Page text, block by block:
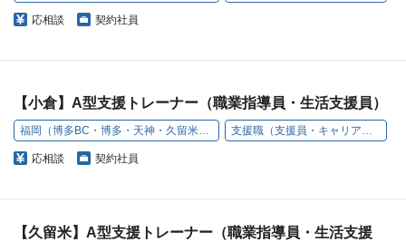
応相談 契約社員
【小倉】A型支援トレーナー（職業指導員・生活支援員）
福岡（博多BC・博多・天神・久留米・小倉・うきは） 支援職（支援員・キャリアアドバイザー）
応相談 契約社員
【久留米】A型支援トレーナー（職業指導員・生活支援